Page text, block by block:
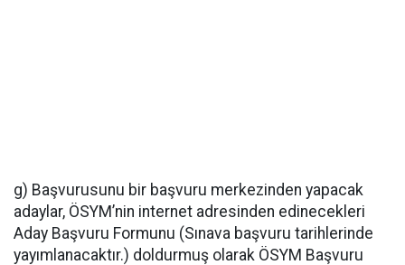
g) Başvurusunu bir başvuru merkezinden yapacak
adaylar, ÖSYM’nin internet adresinden edinecekleri
Aday Başvuru Formunu (Sınava başvuru tarihlerinde
yayımlanacaktır.) doldurmuş olarak ÖSYM Başvuru